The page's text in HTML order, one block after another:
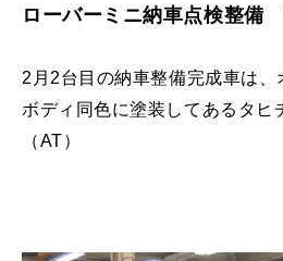
買取Q&A
iRで愛車を売却されたお客様
BMWミニ メンテナンス
最近の修理実績
MINI Blog スタッフブログ
User's Voice
MINI KNOWLEDGE
TOP
BMWミニナレッジ
ABOUT iR iRについて
MAP
ローバーミニ納車点検整備
2月2台目の納車整備完成車は
ボディ同色に塗装してあるタヒ
（AT）